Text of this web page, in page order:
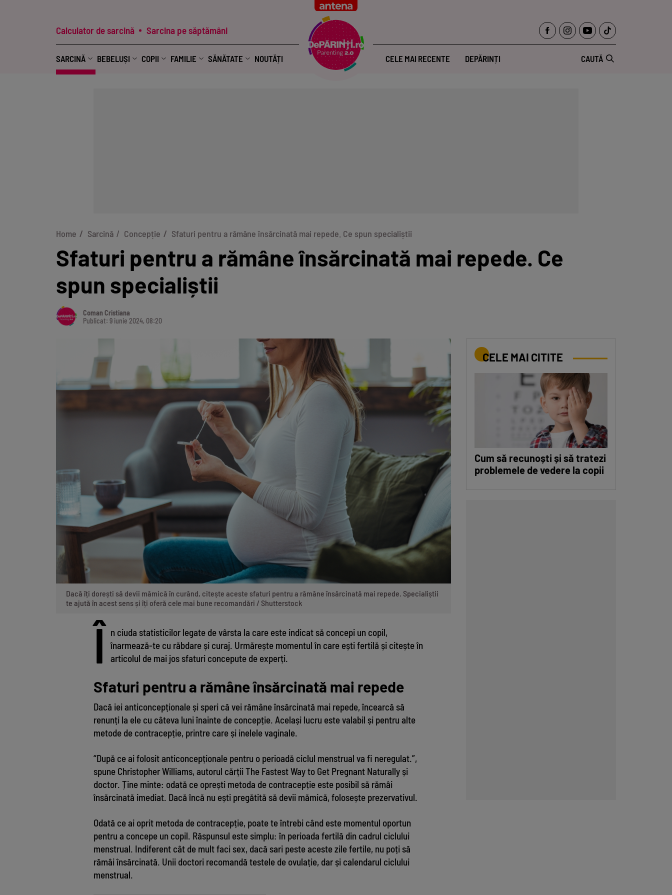
Calculator de sarcină Sarcina pe săptămâni
SARCINĂ BEBELUȘI COPII FAMILIE SĂNĂTATE NOUTĂȚI CELE MAI RECENTE DEPĂRINȚI CAUTĂ
Home Sarcină Concepție Sfaturi pentru a rămâne însărcinată mai repede. Ce spun specialiștii
Sfaturi pentru a rămâne însărcinată mai repede. Ce
spun specialiștii
Coman Cristiana
Publicat: 9 iunie 2024, 08:20
Dacă îți dorești să devii mămică în curând, citește aceste sfaturi pentru a rămâne însărcinată mai repede. Specialiștii
te ajută în acest sens și îți oferă cele mai bune recomandări / Shutterstock
CELE MAI CITITE
Cum să recunoști și să tratezi
problemele de vedere la copii
Î n ciuda statisticilor legate de vârsta la care este indicat să concepi un copil,
înarmează-te cu răbdare și curaj. Urmărește momentul în care ești fertilă și citește în
articolul de mai jos sfaturi concepute de experți.
Sfaturi pentru a rămâne însărcinată mai repede
Dacă iei anticoncepționale și speri că vei rămâne însărcinată mai repede, încearcă să
renunți la ele cu câteva luni înainte de concepție. Același lucru este valabil și pentru alte
metode de contracepție, printre care și inelele vaginale.
“După ce ai folosit anticoncepționale pentru o perioadă ciclul menstrual va fi neregulat.”,
spune Christopher Williams, autorul cărții The Fastest Way to Get Pregnant Naturally și
doctor. Ține minte: odată ce oprești metoda de contracepție este posibil să rămâi
însărcinată imediat. Dacă încă nu ești pregătită să devii mămică, folosește prezervativul.
Odată ce ai oprit metoda de contracepție, poate te întrebi când este momentul oportun
pentru a concepe un copil. Răspunsul este simplu: în perioada fertilă din cadrul ciclului
menstrual. Indiferent cât de mult faci sex, dacă sari peste aceste zile fertile, nu poți să
rămâi însărcinată. Unii doctori recomandă testele de ovulație, dar și calendarul ciclului
menstrual.